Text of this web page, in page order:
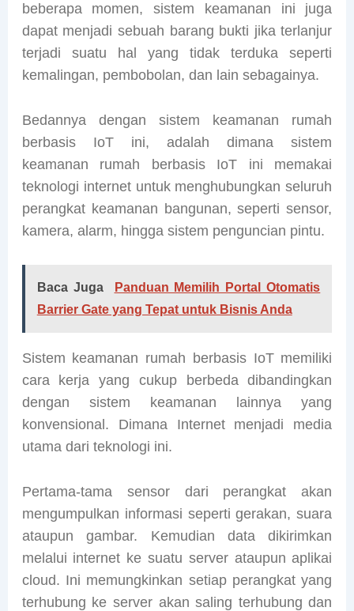
beberapa momen, sistem keamanan ini juga
dapat menjadi sebuah barang bukti jika terlanjur
terjadi suatu hal yang tidak terduka seperti
kemalingan, pembobolan, dan lain sebagainya.
Bedannya dengan sistem keamanan rumah
berbasis IoT ini, adalah dimana sistem
keamanan rumah berbasis IoT ini memakai
teknologi internet untuk menghubungkan seluruh
perangkat keamanan bangunan, seperti sensor,
kamera, alarm, hingga sistem penguncian pintu.
Baca Juga
Panduan Memilih Portal Otomatis
Barrier Gate yang Tepat untuk Bisnis Anda
Sistem keamanan rumah berbasis IoT memiliki
cara kerja yang cukup berbeda dibandingkan
dengan sistem keamanan lainnya yang
konvensional. Dimana Internet menjadi media
utama dari teknologi ini.
Pertama-tama sensor dari perangkat akan
mengumpulkan informasi seperti gerakan, suara
ataupun gambar. Kemudian data dikirimkan
melalui internet ke suatu server ataupun aplikai
cloud. Ini memungkinkan setiap perangkat yang
terhubung ke server akan saling terhubung dan